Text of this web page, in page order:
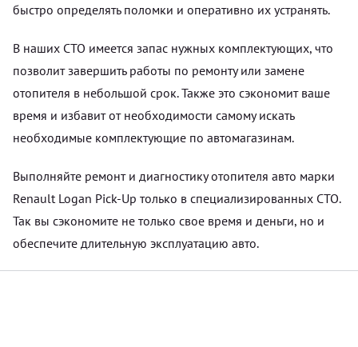
быстро определять поломки и оперативно их устранять.
В наших СТО имеется запас нужных комплектующих, что
позволит завершить работы по ремонту или замене
отопителя в небольшой срок. Также это сэкономит ваше
время и избавит от необходимости самому искать
необходимые комплектующие по автомагазинам.
Выполняйте ремонт и диагностику отопителя авто марки
Renault Logan Pick-Up только в специализированных СТО.
Так вы сэкономите не только свое время и деньги, но и
обеспечите длительную эксплуатацию авто.